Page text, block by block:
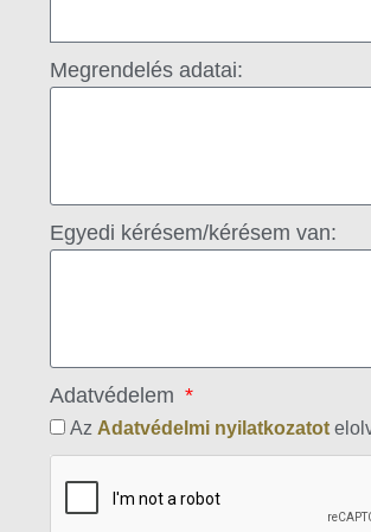
Megrendelés adatai:
Egyedi kérésem/kérésem van:
Adatvédelem
Az Adatvédelmi nyilatkozatot